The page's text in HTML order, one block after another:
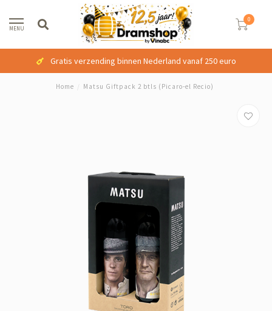
MENU
0
Gratis verzending binnen Nederland vanaf 250 euro
Home Matsu Giftpack 2 btls (Picaro-el Recio)